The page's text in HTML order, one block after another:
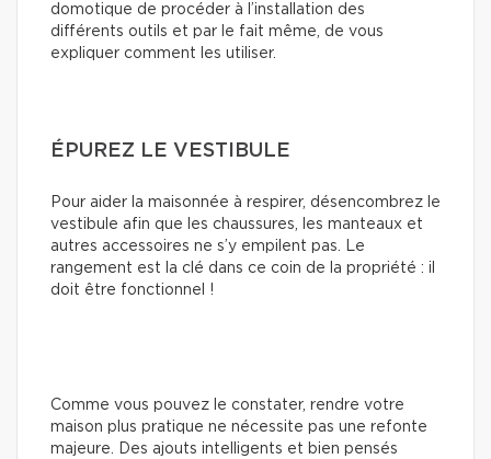
domotique de procéder à l’installation des
différents outils et par le fait même, de vous
expliquer comment les utiliser.
ÉPUREZ LE VESTIBULE
Pour aider la maisonnée à respirer, désencombrez le
vestibule afin que les chaussures, les manteaux et
autres accessoires ne s’y empilent pas. Le
rangement est la clé dans ce coin de la propriété : il
doit être fonctionnel !
Comme vous pouvez le constater, rendre votre
maison plus pratique ne nécessite pas une refonte
majeure. Des ajouts intelligents et bien pensés